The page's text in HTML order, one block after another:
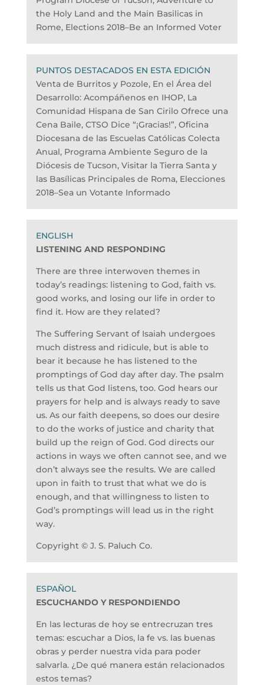
the Holy Land and the Main Basilicas in
Rome, Elections 2018–Be an Informed Voter
PUNTOS DESTACADOS EN ESTA EDICIÓN
Venta de Burritos y Pozole, En el Área del
Desarrollo: Acompáñenos en IHOP, La
Comunidad Hispana de San Cirilo Ofrece una
Cena Baile, CTSO Dice “¡Gracias!”, Oficina
Diocesana de las Escuelas Católicas Colecta
Anual, Programa Ambiente Seguro de la
Diócesis de Tucson, Visitar la Tierra Santa y
las Basílicas Principales de Roma, Elecciones
2018–Sea un Votante Informado
LISTENING AND RESPONDING
There are three interwoven themes in
today’s readings: listening to God, faith vs.
good works, and losing our life in order to
find it. How are they related?
The Suffering Servant of Isaiah undergoes
much distress and ridicule, but is able to
bear it because he has listened to the
promptings of God day after day. The psalm
tells us that God listens, too. God hears our
prayers for help and is always ready to save
us. As our faith deepens, so does our desire
to do the works of justice and charity that
build up the reign of God. God directs our
actions in ways we often cannot see, and we
don’t always see the results. We are called
upon in faith to trust that what we do is
enough, and that willingness to listen to
God’s promptings will lead us in the right
way.
Copyright © J. S. Paluch Co.
ESCUCHANDO Y RESPONDIENDO
En las lecturas de hoy se entrecruzan tres
temas: escuchar a Dios, la fe vs. las buenas
obras y perder nuestra vida para poder
salvarla. ¿De qué manera están relacionados
estos temas?